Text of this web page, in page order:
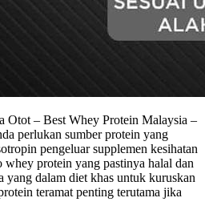
– Best Whey Protein Malaysia –
perlukan sumber protein yang
pengeluar supplemen kesihatan
protein yang pastinya halal dan
yang dalam diet khas untuk kuruskan
teramat penting terutama jika